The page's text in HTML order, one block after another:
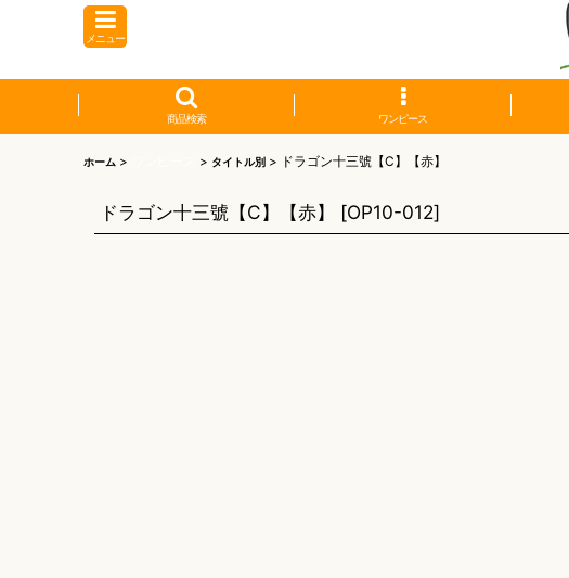
メニュー
商品検索 ワンピース
ホーム > > タイトル別 > ドラゴン十三號【C】【赤】
ドラゴン十三號【C】【赤】 [OP10-012]